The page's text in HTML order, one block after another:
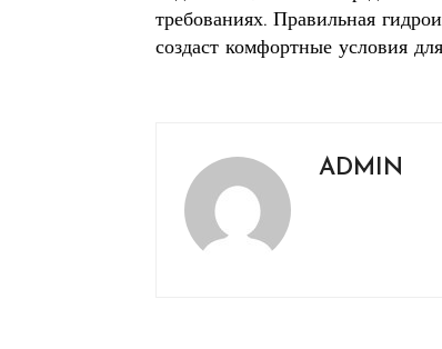
требованиях. Правильная
создаст комфортные условия
ADMIN